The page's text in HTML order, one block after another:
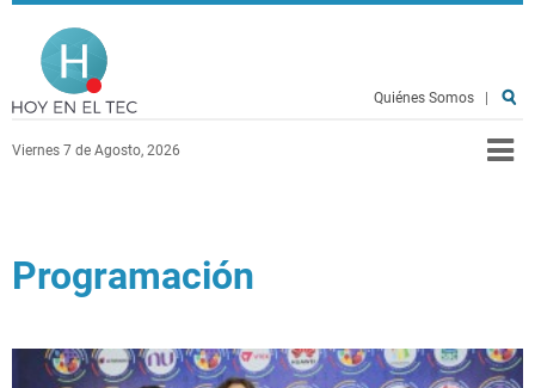
Pasar al contenido principal
Viernes 7 de Agosto, 2026
Quiénes Somos
Programación